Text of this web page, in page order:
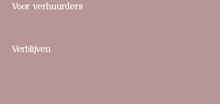
Voor verhuurders
Verblijven